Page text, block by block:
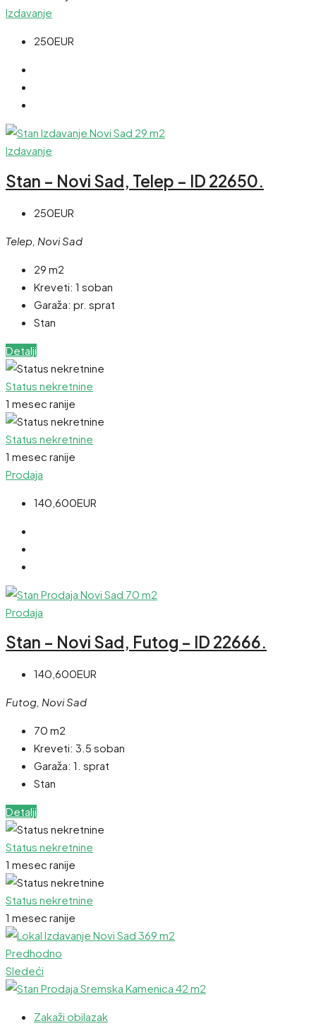
Izdavanje
250EUR
Izdavanje
Stan – Novi Sad, Telep – ID 22650.
250EUR
Telep, Novi Sad
29 m2
Kreveti: 1 soban
Garaža: pr. sprat
Stan
Detalji
Status nekretnine
1 mesec ranije
Status nekretnine
1 mesec ranije
Prodaja
140,600EUR
Prodaja
Stan – Novi Sad, Futog – ID 22666.
140,600EUR
Futog, Novi Sad
70 m2
Kreveti: 3.5 soban
Garaža: 1. sprat
Stan
Detalji
Status nekretnine
1 mesec ranije
Status nekretnine
1 mesec ranije
Predhodno
Sledeći
Zakaži obilazak